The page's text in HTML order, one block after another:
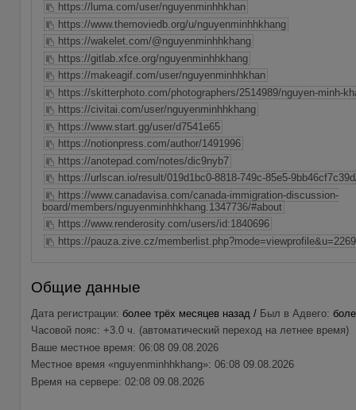
https://luma.com/user/nguyenminhhkhan
https://www.themoviedb.org/u/nguyenminhhkhang
https://wakelet.com/@nguyenminhhkhang
https://gitlab.xfce.org/nguyenminhhkhang
https://makeagif.com/user/nguyenminhhkhan
https://skitterphoto.com/photographers/2514989/nguyen-minh-
https://civitai.com/user/nguyenminhhkhang
https://www.start.gg/user/d7541e65
https://notionpress.com/author/1491996
https://anotepad.com/notes/dic9nyb7
https://urlscan.io/result/019d1bc0-8818-749c-85e5-
https://www.canadavisa.com/canada-immigration-discussion-
board/members/nguyenminhhkhang.1347736/#about
https://www.renderosity.com/users/id:1840696
https://pauza.zive.cz/
Общие данные
Дата регистрации: более трёх месяцев назад / Был в Адвего:
Часовой пояс: +3.0 ч. (автоматический переход на летнее время)
Ваше местное время: 06:08 09.08.2026
Местное время «nguyenminhhkhang»: 06:08 09.08.2026
Время на сервере: 02:08 09.08.2026